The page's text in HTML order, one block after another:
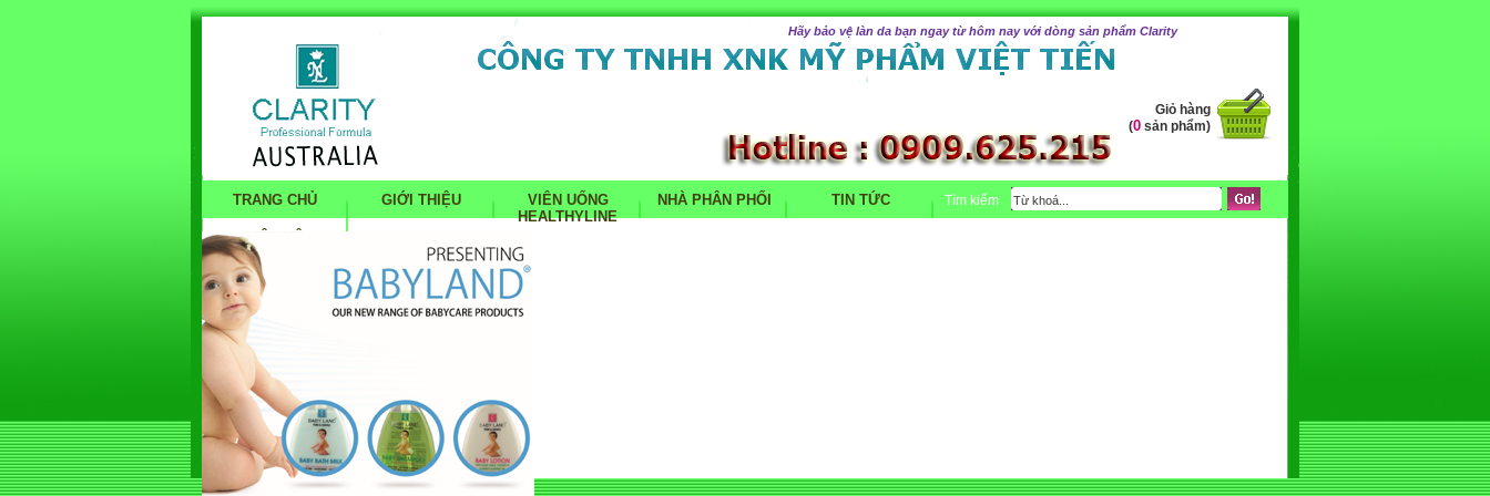
Hãy bảo vệ làn da bạn ngay từ hôm nay với dòng sản phẩm Clarity
Giỏ hàng
(0 sản phẩm)
TRANG CHỦ GIỚI THIỆU
VIÊN UỐNG
HEALTHYLINE
NHÀ PHÂN PHỐI TIN TỨC
LIÊN HỆ
Tìm kiếm